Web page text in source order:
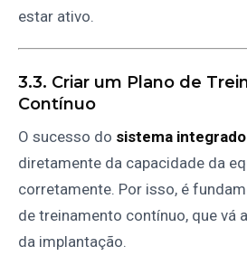
estar ativo.
3.3. Criar um Plano de
Contínuo
O sucesso do sistema
diretamente da capacidade da
corretamente. Por isso, é
de treinamento contínuo, que vá
da implantação.